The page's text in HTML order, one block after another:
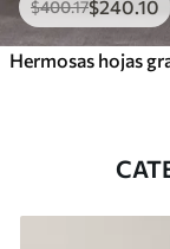
$400.17$240.10